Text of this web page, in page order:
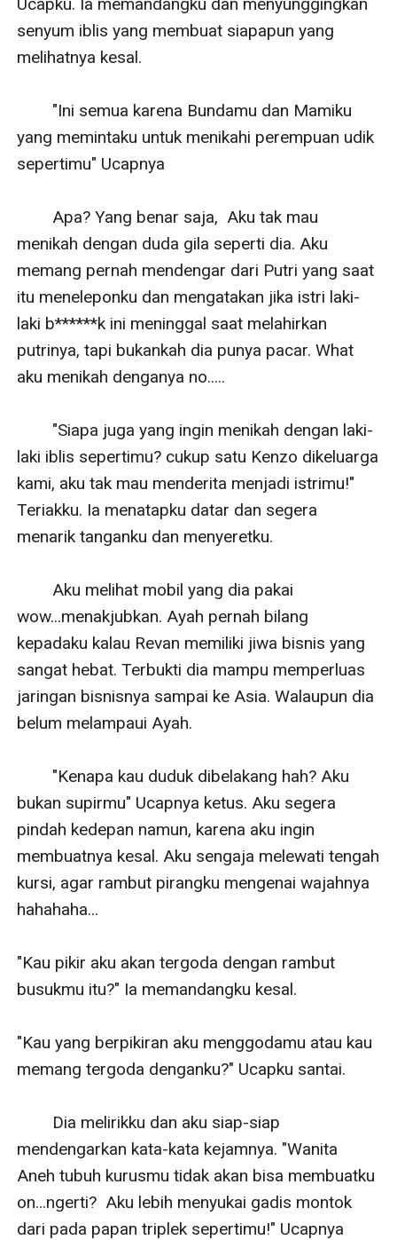
senyum iblis yang membuat siapapun yang
melihatnya kesal.
"Ini semua karena Bundamu dan Mamiku
yang memintaku untuk menikahi perempuan udik
sepertimu" Ucapnya
Apa? Yang benar saja,  Aku tak mau
menikah dengan duda gila seperti dia. Aku
memang pernah mendengar dari Putri yang saat
itu meneleponku dan mengatakan jika istri laki-
laki b******k ini meninggal saat melahirkan
putrinya, tapi bukankah dia punya pacar. What
aku menikah denganya no.....
"Siapa juga yang ingin menikah dengan laki-
laki iblis sepertimu? cukup satu Kenzo dikeluarga
kami, aku tak mau menderita menjadi istrimu!"
Teriakku. Ia menatapku datar dan segera
menarik tanganku dan menyeretku.
Aku melihat mobil yang dia pakai
wow...menakjubkan. Ayah pernah bilang
kepadaku kalau Revan memiliki jiwa bisnis yang
sangat hebat. Terbukti dia mampu memperluas
jaringan bisnisnya sampai ke Asia. Walaupun dia
belum melampaui Ayah.
"Kenapa kau duduk dibelakang hah? Aku
bukan supirmu" Ucapnya ketus. Aku segera
pindah kedepan namun, karena aku ingin
membuatnya kesal. Aku sengaja melewati tengah
kursi, agar rambut pirangku mengenai wajahnya
hahahaha...
"Kau pikir aku akan tergoda dengan rambut
busukmu itu?" Ia memandangku kesal.
"Kau yang berpikiran aku menggodamu atau kau
memang tergoda denganku?" Ucapku santai.
Dia melirikku dan aku siap-siap
mendengarkan kata-kata kejamnya. "Wanita
Aneh tubuh kurusmu tidak akan bisa membuatku
on...ngerti?  Aku lebih menyukai gadis montok
dari pada papan triplek sepertimu!" Ucapnya